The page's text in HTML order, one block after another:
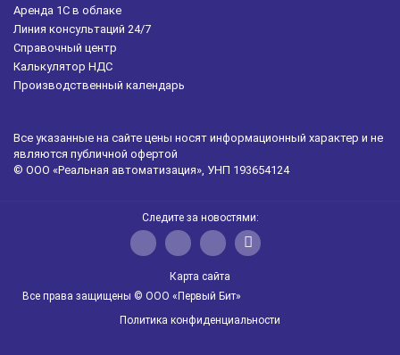
Аренда 1С в облаке
Линия консультаций 24/7
Справочный центр
Калькулятор НДС
Производственный календарь
Все указанные на сайте цены носят информационный характер и не
являются публичной офертой
© ООО «Реальная автоматизация», УНП 193654124
Следите за новостями:
Карта сайта
Все права защищены © ООО «Первый Бит»
Политика конфиденциальности